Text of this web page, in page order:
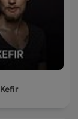
Kefir